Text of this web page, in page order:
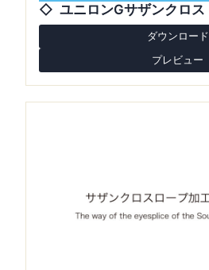
ユニロンGサザンクロス
ダウンロード
プレビュー